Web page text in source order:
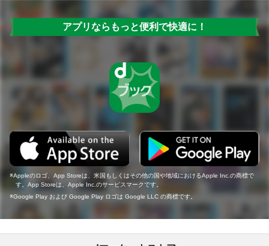
アプリならもっと便利で快適に！
Appleのロゴ、App Storeは、米国もしくはその他の国や地域におけるApple Inc.の商標で
す。App Storeは、Apple Inc.のサービスマークです。
Google Play および Google Play ロゴは Google LLC の商標です。